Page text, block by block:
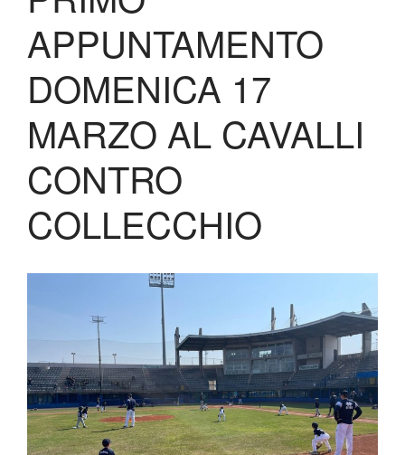
Shop
APPUNTAMENTO
DOMENICA 17
MARZO AL CAVALLI
CONTRO
COLLECCHIO